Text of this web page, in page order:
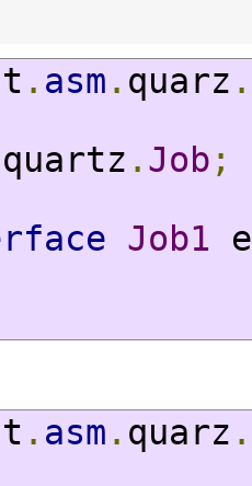
. asm . quarz .
quartz . Job ;
Job1
. asm . quarz .